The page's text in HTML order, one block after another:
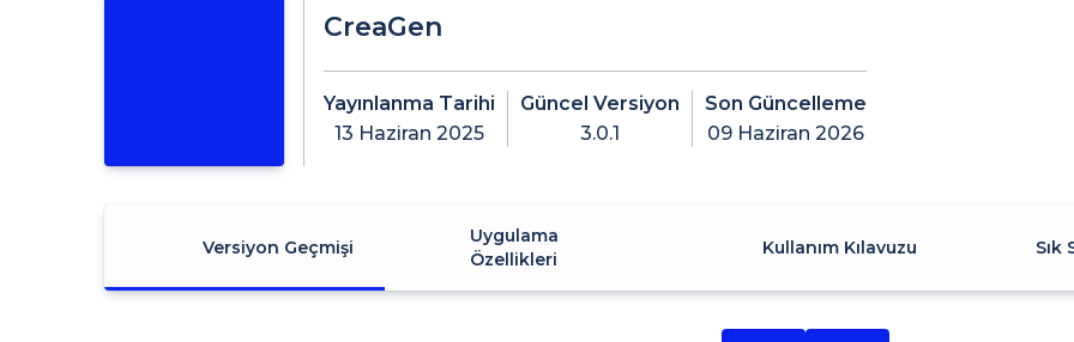
CreaGen
Yayınlanma Tarihi
13 Haziran 2025
Güncel Versiyon
3.0.1
Son Güncelleme
09 Haziran 2026
Versiyon Geçmişi
Uygulama
Özellikleri
Kullanım Kılavuzu Sık